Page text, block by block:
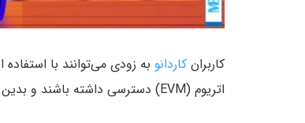
کاربران کاردانو
اتریوم (EVM) دسترسی داشته باشند و بدین ترتیب، از برنامه‌های غیرمتمرکز (dapp) شبکه اتریوم استفاده کنند.